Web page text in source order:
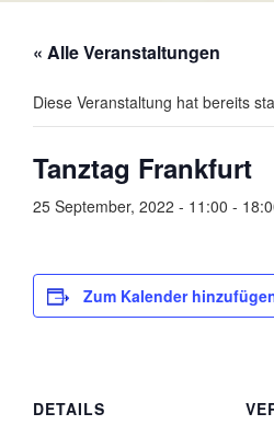
« Alle Veranstaltungen
Diese Veranstaltung hat bereits
Tanztag Frankfurt
25 September, 2022 - 11:00 -
Zum Kalender
DETAILS